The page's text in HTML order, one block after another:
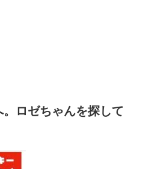
ロゼちゃんを探して